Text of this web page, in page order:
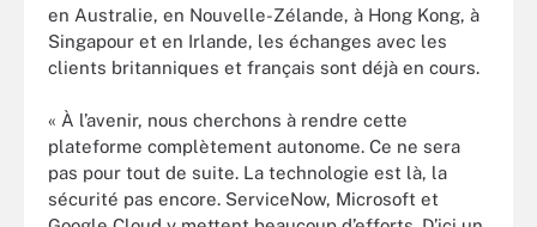
en Australie, en Nouvelle-Zélande, à Hong Kong, à
Singapour et en Irlande, les échanges avec les
clients britanniques et français sont déjà en cours.
« À l’avenir, nous cherchons à rendre cette
plateforme complètement autonome. Ce ne sera
pas pour tout de suite. La technologie est là, la
sécurité pas encore. ServiceNow, Microsoft et